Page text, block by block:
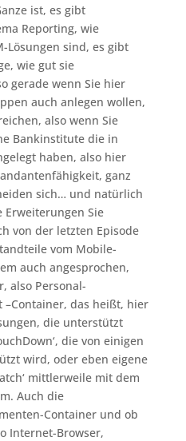
ist, es gibt
Reporting, wie
Lösungen sind, es gibt
wie gut sie
gerade wenn Sie hier
auch anlegen wollen,
also wenn Sie
Bankinstitute die in
haben, also hier
ganz
sich… und natürlich
Erweiterungen Sie
von der letzten Episode
vom Mobile-
auch angesprochen,
also Personal-
das heißt, hier
die unterstützt
die von einigen
wird, oder eben eigene
mittlerweile mit dem
Auch die
Container und ob
Internet-Browser,